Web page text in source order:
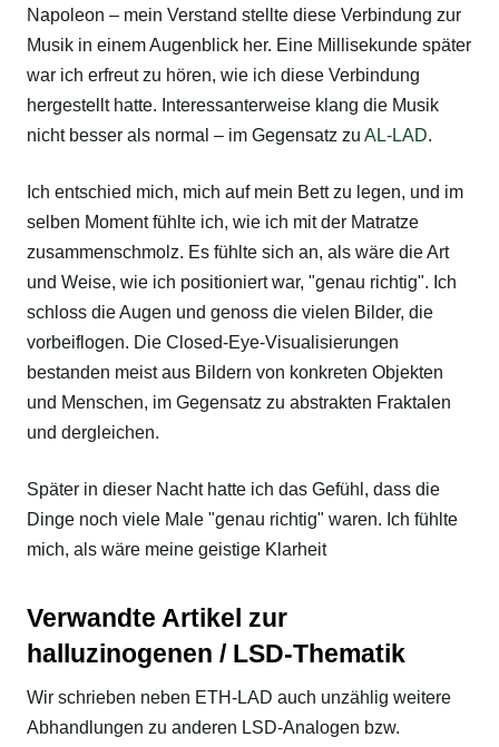
Napoleon – mein Verstand stellte diese Verbindung zur
Musik in einem Augenblick her. Eine Millisekunde später
war ich erfreut zu hören, wie ich diese Verbindung
hergestellt hatte. Interessanterweise klang die Musik
nicht besser als normal – im Gegensatz zu AL-LAD.
Ich entschied mich, mich auf mein Bett zu legen, und im
selben Moment fühlte ich, wie ich mit der Matratze
zusammenschmolz. Es fühlte sich an, als wäre die Art
und Weise, wie ich positioniert war, "genau richtig". Ich
schloss die Augen und genoss die vielen Bilder, die
vorbeiflogen. Die Closed-Eye-Visualisierungen
bestanden meist aus Bildern von konkreten Objekten
und Menschen, im Gegensatz zu abstrakten Fraktalen
und dergleichen.
Später in dieser Nacht hatte ich das Gefühl, dass die
Dinge noch viele Male "genau richtig" waren. Ich fühlte
mich, als wäre meine geistige Klarheit
Verwandte Artikel zur
halluzinogenen / LSD-Thematik
Wir schrieben neben ETH-LAD auch unzählig weitere
Abhandlungen zu anderen LSD-Analogen bzw.